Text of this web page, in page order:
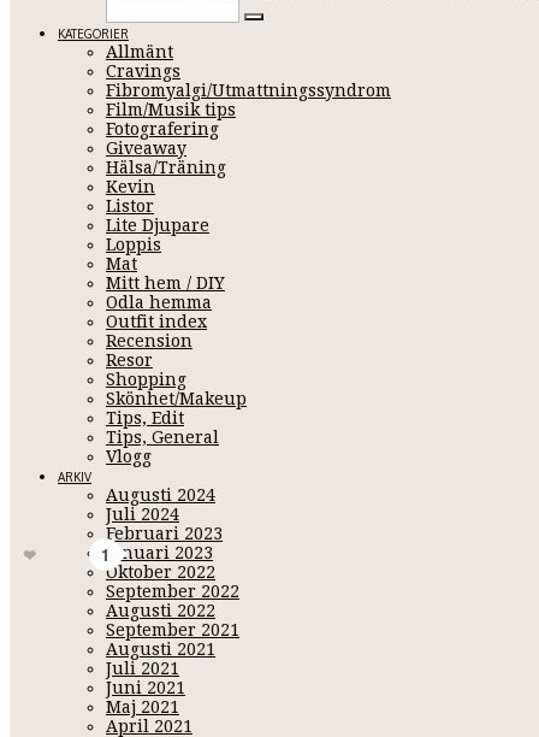
KATEGORIER
Allmänt
Cravings
Fibromyalgi/Utmattningssyndrom
Film/Musik tips
Fotografering
Giveaway
Hälsa/Träning
Kevin
Listor
Lite Djupare
Loppis
Mat
Mitt hem / DIY
Odla hemma
Outfit index
Recension
Resor
Shopping
Skönhet/Makeup
Tips, Edit
Tips, General
Vlogg
ARKIV
Augusti 2024
Juli 2024
Februari 2023
Januari 2023
Oktober 2022
September 2022
Augusti 2022
September 2021
Augusti 2021
Juli 2021
Juni 2021
Maj 2021
April 2021
VÅRVÄDER OCH
Februari 18, 2019 09:31
Vilket vårväder vi hade förra veckan,
förra veckan och vart i landet bor du? Här var det då kanonväder hela
mig för bara att göra det och jag skulle behöva beställa några frön också.
Vad i så fall?
dalarna - odlahemma - vårkänslor - vårväder
1